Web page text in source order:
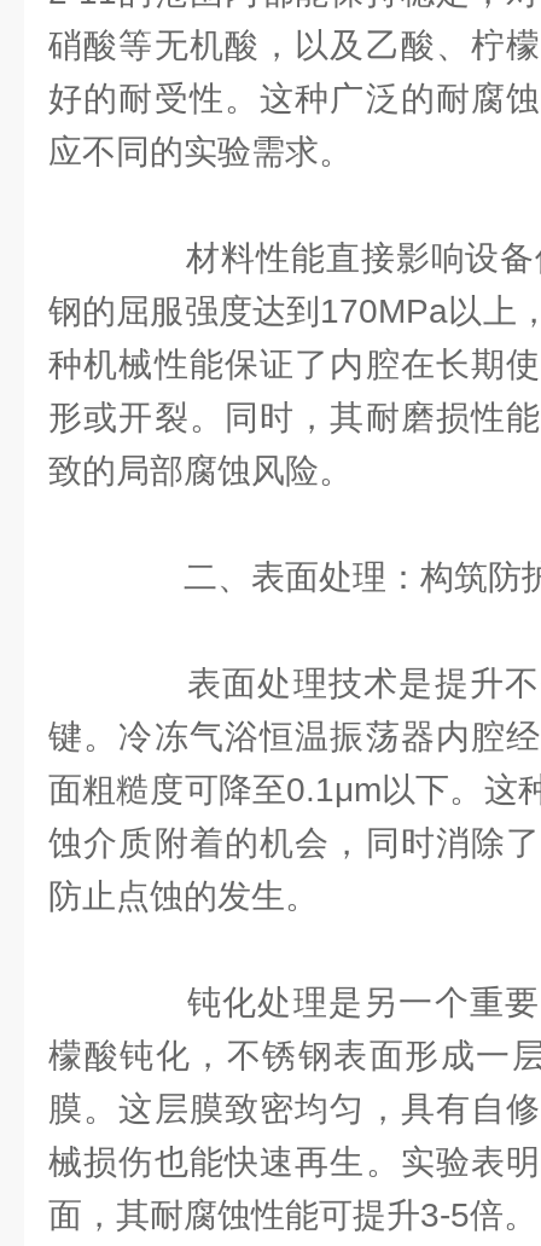
硝酸等无机酸，以及乙酸、柠
好的耐受性。这种广泛的耐腐
应不同的实验需求。
材料性能直接影响设备
钢的屈服强度达到170MPa以上
种机械性能保证了内腔在长期
形或开裂。同时，其耐磨损性
致的局部腐蚀风险。
二、表面处理：构筑防
表面处理技术是提升不
键。冷冻气浴恒温振荡器内腔
面粗糙度可降至0.1μm以下。这
蚀介质附着的机会，同时消除
防止点蚀的发生。
钝化处理是另一个重要
檬酸钝化，不锈钢表面形成一
膜。这层膜致密均匀，具有自
械损伤也能快速再生。实验表
面，其耐腐蚀性能可提升3-5倍。